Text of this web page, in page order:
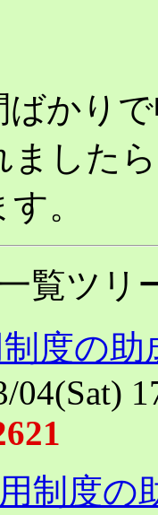
ばかり
ました
。
覧ツリ
度の助
04(Sat)
制度の